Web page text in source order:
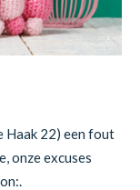
Haak 22) een fout
onze excuses